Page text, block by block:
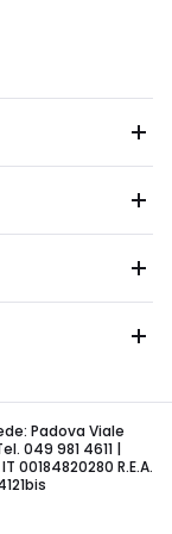
Padova Viale
049 981 4611 |
00184820280 R.E.A.